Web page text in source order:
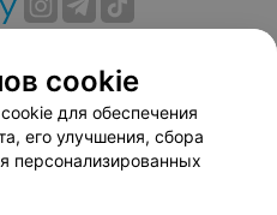
Способы оплаты
сервиса
соглашение
cookie
для обеспечения
его улучшения, сбора
персонализированных